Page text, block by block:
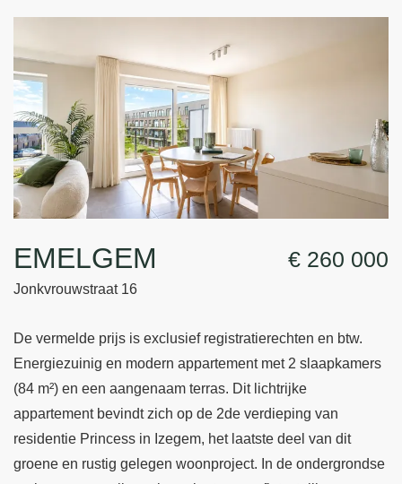
EMELGEM
Jonkvrouwstraat 16
€ 260 000
De vermelde prijs is exclusief registratierechten en btw.
Energiezuinig en modern appartement met 2 slaapkamers
(84 m²) en een aangenaam terras. Dit lichtrijke
appartement bevindt zich op de 2de verdieping van
residentie Princess in Izegem, het laatste deel van dit
groene en rustig gelegen woonproject. In de ondergrondse